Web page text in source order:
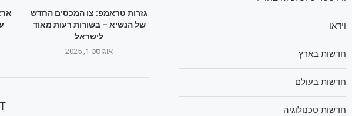
גזרות טראמפ: צו המכסים החדש
של הנשיא – בשורות רעות מאוד
לישראל
אוגוסט 1, 2025
וידאו
חדשות בארץ
חדשות בעולם
חדשות טכנולוגיה